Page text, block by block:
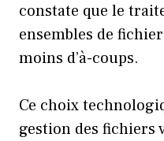
constate que le
ensembles de
moins d’à-coups.
Ce choix
gestion des